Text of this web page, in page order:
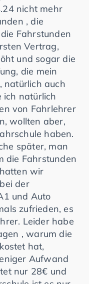
nicht mehr
, die
Fahrstunden
Vertrag,
und sogar die
die mein
natürlich auch
ich natürlich
von Fahrlehrer
wollten aber,
haben.
später, man
die Fahrstunden
wir
der
und Auto
zufrieden, es
Leider habe
, warum die
hat,
Aufwand
nur 28€ und